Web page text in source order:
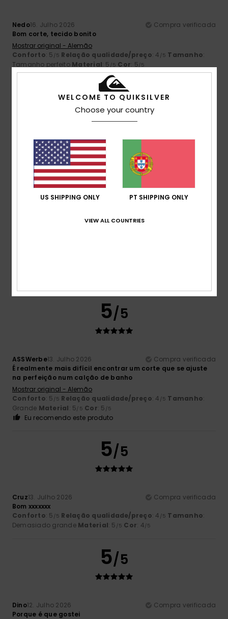
Nedo16. Julho 2026
Compra verificada
Bom corte, tecido bonito
Mostrar original - Alemão
Conforto: 5 /5 Relação qualidade/preço: 4 /5 Tamanho:
Tamanho perfeito Material: 5 /5 Cor: 5/5
Eu recomendo este produto
4/5
Armindo15. Julho 2026
Compra verificada
Confortáveis
4
5/5
ASSWerbe13. Julho 2026
Compra verificada
É realmente mais difícil encontrar um corte que se ajuste
na perfeição num calção de banho
Mostrar original - Alemão
Conforto: 5 /5 Relação qualidade/preço: 4 /5 Tamanho:
Grande Material: 5/5 Cor: 5 /5
Eu recomendo este produto
5/5
Cruz13. Julho 2026
Compra verificada
Bom xxxxxxx
Conforto: 5 /5 Relação qualidade/preço: 4 /5 Tamanho:
Demasiado grande Material: 5 /5 Cor: 4/5
5/5
Dino12. Julho 2026
Compra verificada
Porque é que gostei
WELCOME TO QUIKSILVER
Choose your country
US SHIPPING ONLY PT SHIPPING ONLY
VIEW ALL COUNTRIES